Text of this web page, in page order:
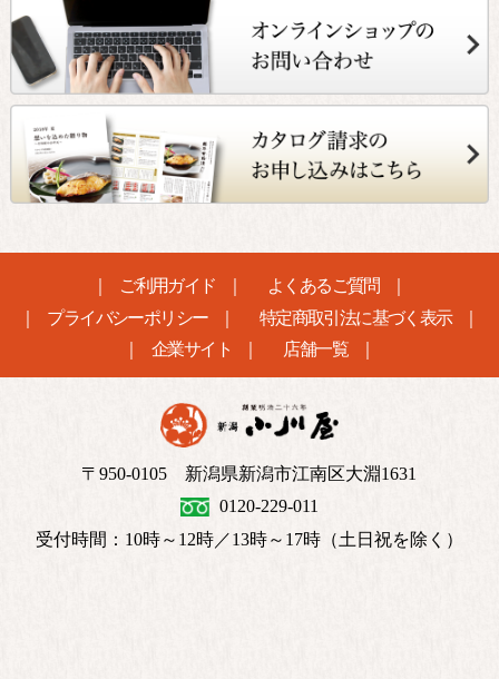
ご利用ガイド
よくあるご質問
プライバシーポリシー
特定商取引法に基づく表示
企業サイト
店舗一覧
〒950-0105 新潟県新潟市江南区大淵1631
0120-229-011
受付時間：10時～12時／13時～17時（土日祝を除く）